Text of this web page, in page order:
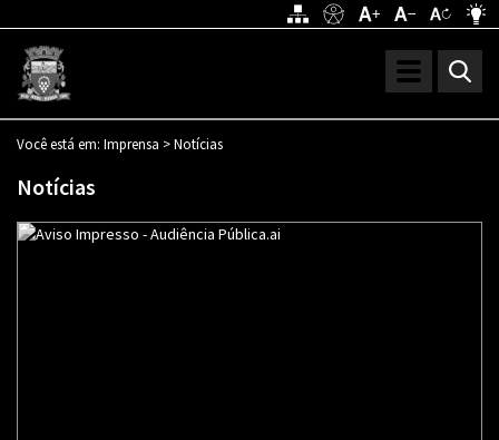
Toggle
navigation
Você está em: Imprensa >Notícias
Notícias